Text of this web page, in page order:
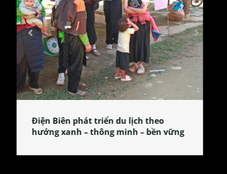
Làng làm bánh tẻ Phú Nhi – nơi lan
tỏa đặc sản xứ Đoài